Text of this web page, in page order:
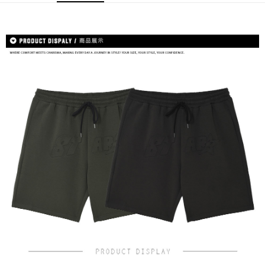
※ 交易是否成功請以「AFTEE先享後付 」之結帳頁面顯示為準，若有關於
是否繳費成功／繳費後需取消欲退款等相關疑問，請聯繫「AFTEE先享後付
１．透過由恩沛科技股份有限公司提供之「AFTEE先享後付」服務完成之交
易，需依本服務之必要範圍內提供個人資料，並將交易相關給付款項請求債
權轉讓予恩沛科技股份有限公司。
２．關於個人資料處理事宜，請瀏覽以下網址：
https://aftee.tw/terms/#terms3
３．未成年的使用者請事先徵得法定代理人或監護人之同意方可使用
「AFTEE先享後付」，若未經同意申辦者引起之損失，本公司不負相關責
任。
４．使用「AFTEE先享後付」時，將依據個別帳號之用戶狀況，依本公司即
時審查核予不同之上限額度；若仍有額度不足之情形，本公司將視審查結果
請求用戶進行身份認證。
５．嚴禁一人註冊多個帳號或使用他人資訊註冊。若發現惡意使用之情形，
恩沛科技股份有限公司將有權停止該用戶之使用額度並採取法律行動。